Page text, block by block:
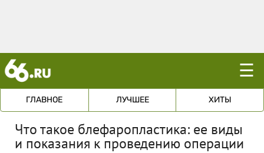
☰
ГЛАВНОЕ ЛУЧШЕЕ ХИТЫ
Что такое блефаропластика: ее виды
и показания к проведению операции